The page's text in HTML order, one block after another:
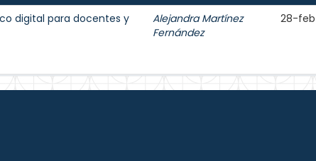
digital para docentes y
Alejandra Martínez
Fernández
28-